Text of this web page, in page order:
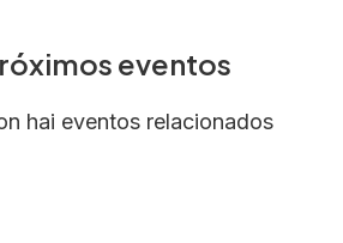
eventos
hai eventos relacionados